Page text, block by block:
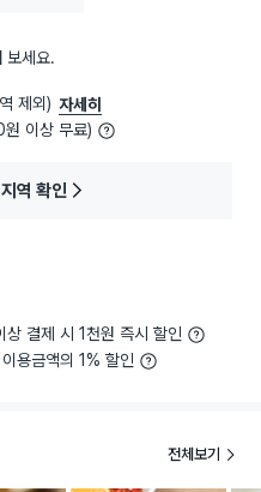
보세요.
제외) 자세히
이상 무료)
역 확인
상 결제 시 1천원 즉시 할인
용금액의 1% 할인
전체보기